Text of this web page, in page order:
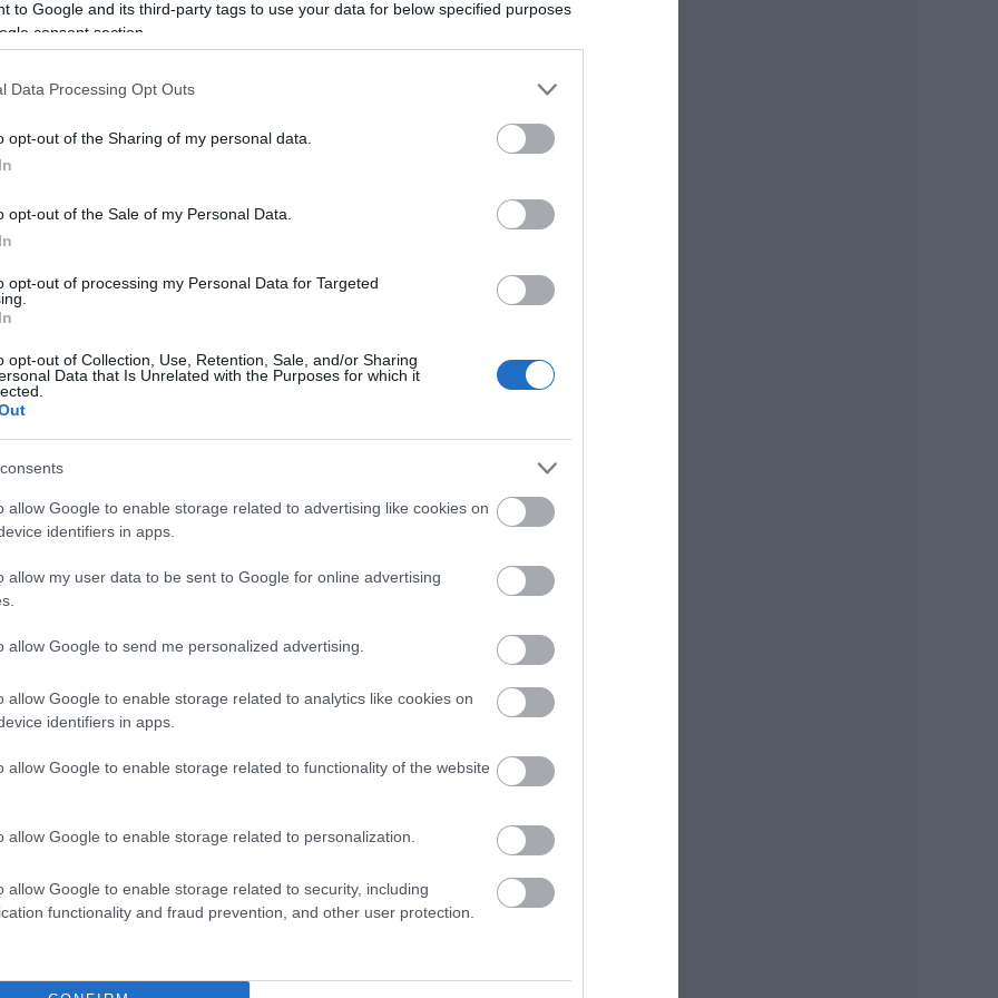
to Google and its third-party tags to use your data for below specified purposes
consent section.
Data Processing Opt Outs
opt-out of the Sharing of my personal data.
opt-out of the Sale of my Personal Data.
opt-out of processing my Personal Data for Targeted
opt-out of Collection, Use, Retention, Sale, and/or Sharing
Data that Is Unrelated with the Purposes for which it
allow Google to enable storage related to advertising like cookies on
identifiers in apps.
allow my user data to be sent to Google for online advertising
allow Google to send me personalized advertising.
allow Google to enable storage related to analytics like cookies on
identifiers in apps.
allow Google to enable storage related to functionality of the website
allow Google to enable storage related to personalization.
allow Google to enable storage related to security, including
functionality and fraud prevention, and other user protection.
2.
3.
4.